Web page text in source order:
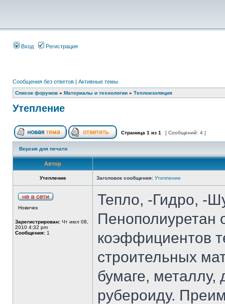
Вход Регистрация
Сообщения без ответов | Активные темы
Список форумов » Материалы и технологии » Теплоизоляция
Утепление
Страница 1 из 1 [ Сообщений: 4 ]
Версия для печати
Автор
Утепление Заголовок сообщения: Утепление
Новичек
Зарегистрирован: Чт июл 08,
2010 4:32 pm
Сообщения: 1
Тепло, -Гидро, -
Пенополиуретан
коэффициентов
строительных
бумаге, металлу,
рубероиду.